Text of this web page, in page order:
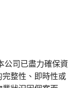
公司已盡力確保資
整性、即時性或